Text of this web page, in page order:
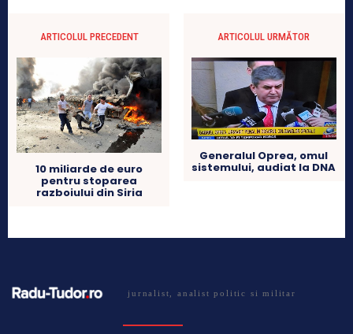
ARTICOLUL PRECEDENT
10 miliarde de euro
pentru stoparea
razboiului din Siria
ARTICOLUL URMĂTOR
Generalul Oprea, omul
sistemului, audiat la DNA
jurnalist, analist politic si militar